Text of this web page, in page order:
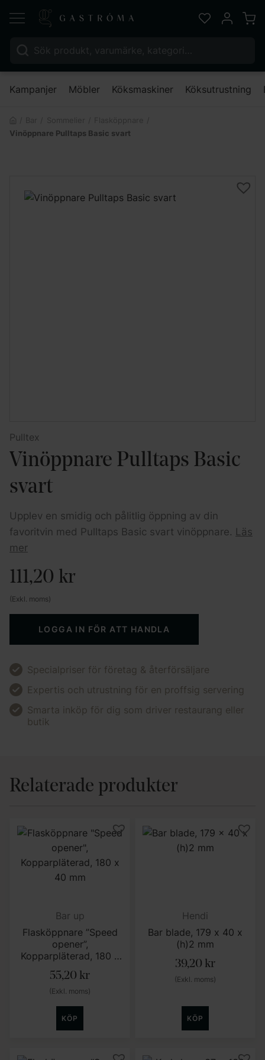
Sök efter:
Favoriter
Mitt
Kampanjer Möbler Köksmaskiner Köksutrustning
Vinöppnare Pulltaps Basic svart
Pulltex
Vinöppnare Pulltaps Basic
svart
Upplev en smidig och pålitlig öppning av din
favoritvin med Pulltaps Basic svart vinöppnare. Läs
mer
111,20 kr
(Exkl. moms)
LOGGA IN FÖR ATT HANDLA
Specialpriser för företag & återförsäljare
Expertis och utrustning för en proffsig servering
Smarta inköp för dig som driver restaurang eller
butik
Relaterade produkter
Bar up
Flasköppnare ”Speed
opener”,
Kopparpläterad, 180 x
55,20 kr
(Exkl. moms)
KÖP
Hendi
Bar blade, 179 x 40 x
(h)2 mm
39,20 kr
(Exkl. moms)
KÖP